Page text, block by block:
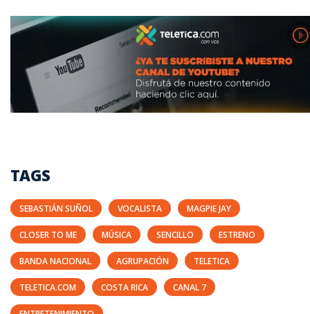
TAGS
SEBASTIÁN SUÑOL VOCALISTA MAGPIE JAY
CLOSER TO ME MÚSICA SENCILLO ESTRENO
BANDA NACIONAL AGRUPACIÓN TELETICA
TELETICA.COM COSTA RICA CANAL 7